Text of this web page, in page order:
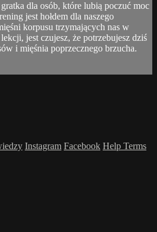
dla osób, które lubią poczuć moc
jest hołdem dla naszego
korpusu trzymających nas w
jest czujesz, że potrzebujesz dziś
i mięśnia poprzecznego brzucha.
Instagram Facebook Help Terms